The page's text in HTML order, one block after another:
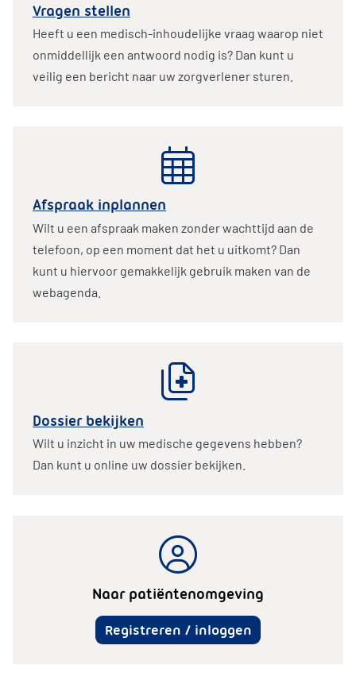
Vragen stellen
Heeft u een medisch-inhoudelijke vraag waarop niet
onmiddellijk een antwoord nodig is? Dan kunt u
veilig een bericht naar uw zorgverlener sturen.
Afspraak inplannen
Wilt u een afspraak maken zonder wachttijd aan de
telefoon, op een moment dat het u uitkomt? Dan
kunt u hiervoor gemakkelijk gebruik maken van de
webagenda.
Dossier bekijken
Wilt u inzicht in uw medische gegevens hebben?
Dan kunt u online uw dossier bekijken.
Naar patiëntenomgeving
Registreren / inloggen